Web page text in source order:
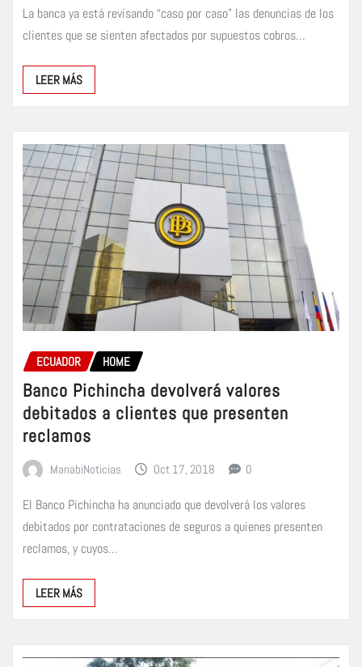
La banca ya está revisando “caso por caso” las denuncias de los
clientes que se sienten afectados por supuestos cobros…
LEER MÁS
ECUADOR HOME
Banco Pichincha devolverá valores
debitados a clientes que presenten
reclamos
ManabiNoticias Oct 17, 2018 0
El Banco Pichincha ha anunciado que devolverá los valores
debitados por contrataciones de seguros a quienes presenten
reclamos, y cuyos…
LEER MÁS